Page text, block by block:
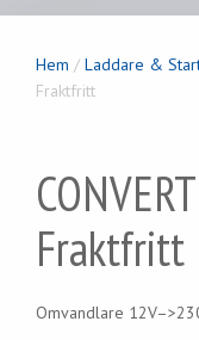
Hem / Laddare &
Fraktfritt
Fraktfritt
Omvandlare